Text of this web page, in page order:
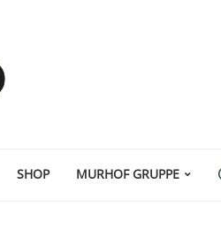
SHOP MURHOF GRUPPE